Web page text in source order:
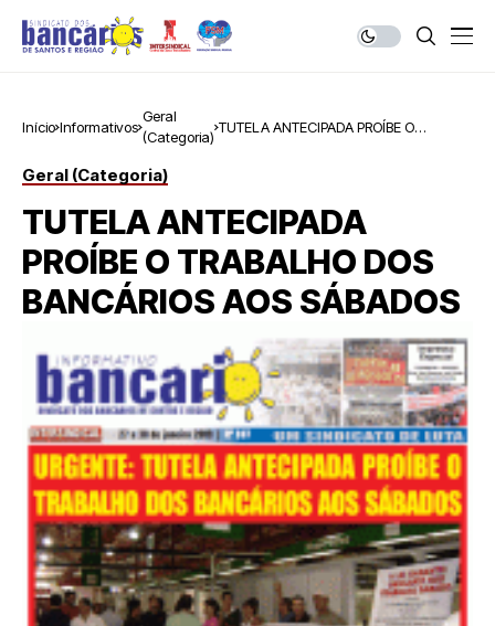
Início Informativos
Geral
(Categoria)
TUTELA ANTECIPADA PROÍBE O
Geral (Categoria)
TUTELA ANTECIPADA
PROÍBE O TRABALHO DOS
BANCÁRIOS AOS SÁBADOS